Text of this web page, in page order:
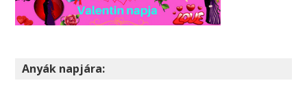
Anyák napjára: